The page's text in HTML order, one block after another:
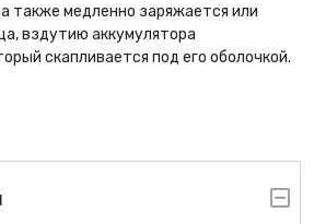
также медленно заряжается или
вздутию аккумулятора
скапливается под его оболочкой.